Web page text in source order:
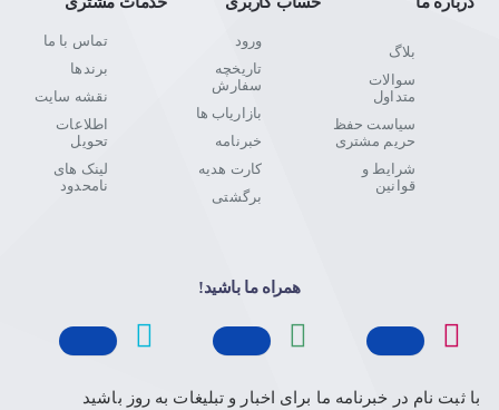
بلاگ
سوالات
متداول
سیاست حفظ
حریم مشتری
شرایط و
قوانین
ورود
تاریخچه
سفارش
بازاریاب ها
خبرنامه
کارت هدیه
برگشتی
تماس با ما
برندها
نقشه سایت
اطلاعات
تحویل
لینک های
نامحدود
همراه ما باشید!
با ثبت نام در خبرنامه ما برای اخبار و تبلیغات به روز باشید